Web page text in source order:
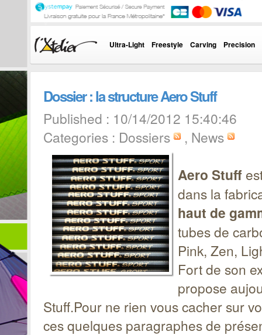
Ultra-Light Freestyle Carving Precision
Dossier : la structure Aero Stuff
Published : 10/14/2012 15:40:46
Categories : Dossiers , News
Aero Stuff
dans la
haut de
tubes de
Pink, Zen,
Fort de son
propose
Stuff.Pour ne rien vous cacher sur
ces quelques paragraphes de